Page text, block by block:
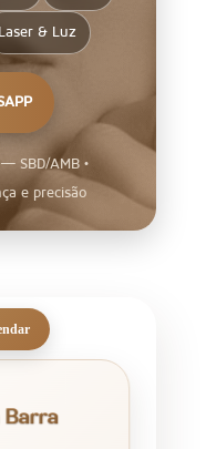
Laser & Luz
SBD/AMB •
e precisão